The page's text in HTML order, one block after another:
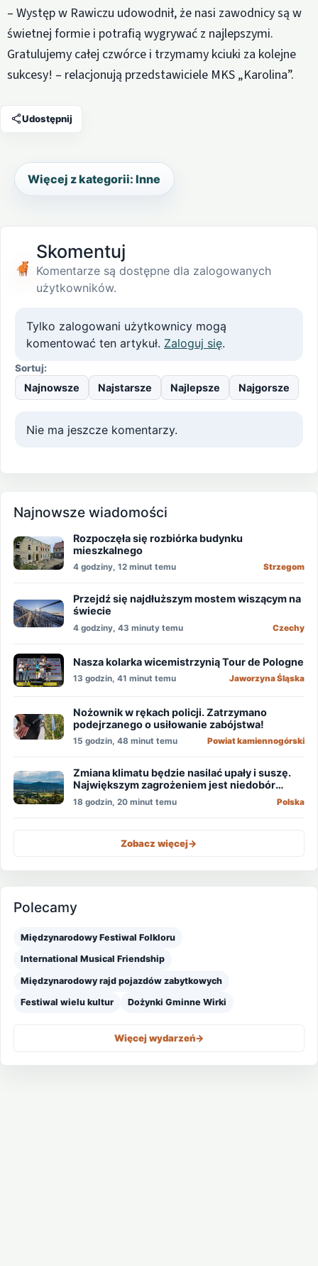
– Występ w Rawiczu udowodnił, że nasi zawodnicy są w
świetnej formie i potrafią wygrywać z najlepszymi.
Gratulujemy całej czwórce i trzymamy kciuki za kolejne
sukcesy! – relacjonują przedstawiciele MKS „Karolina”.
Udostępnij
Więcej z kategorii: Inne
Skomentuj
Komentarze są dostępne dla zalogowanych
użytkowników.
Tylko zalogowani użytkownicy mogą
komentować ten artykuł. Zaloguj się.
Sortuj:
Najnowsze Najstarsze Najlepsze Najgorsze
Nie ma jeszcze komentarzy.
Najnowsze wiadomości
Rozpoczęła się rozbiórka budynku
mieszkalnego
4 godziny, 12 minut temu Strzegom
Przejdź się najdłuższym mostem wiszącym na
świecie
4 godziny, 43 minuty temu Czechy
Nasza kolarka wicemistrzynią Tour de Pologne
13 godzin, 41 minut temu Jaworzyna Śląska
Nożownik w rękach policji. Zatrzymano
podejrzanego o usiłowanie zabójstwa!
15 godzin, 48 minut temu Powiat kamiennogórski
Zmiana klimatu będzie nasilać upały i suszę.
Największym zagrożeniem jest niedobór
wody
18 godzin, 20 minut temu Polska
Zobacz więcej->
Polecamy
Międzynarodowy Festiwal Folkloru
International Musical Friendship
Międzynarodowy rajd pojazdów zabytkowych
Festiwal wielu kultur Dożynki Gminne Wirki
Więcej wydarzeń->